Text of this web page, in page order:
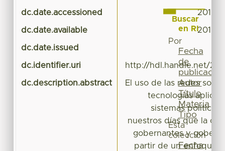
dc.date.accessioned 2017-
dc.date.available 2017-
dc.date.issued
dc.identifier.uri http://hdl.handle.net/
dc.description.abstract
El uso de las redes
tecnologías
sistemas
nuestros días que la
gobernantes y
partir de un enfoque
Buscar
en RI
Por
Fecha
de
publicación
Autor
Título
Materia
Tipo
Esta
colección
Fecha